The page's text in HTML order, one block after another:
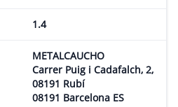
1.4
METALCAUCHO
Carrer Puig i Cadafalch, 2,
08191 Rubí
08191 Barcelona ES